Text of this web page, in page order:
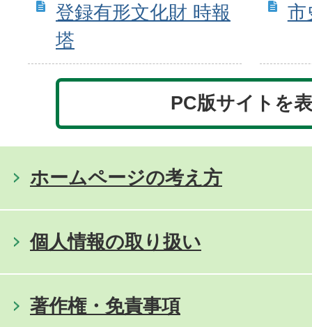
登録有形文化財 時報
塔
市
PC版サイトを
ホームページの考え方
個人情報の取り扱い
著作権・免責事項